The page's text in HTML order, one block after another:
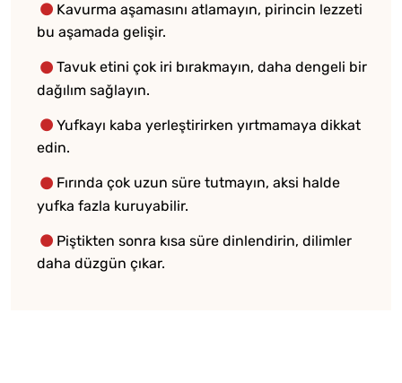
Kavurma aşamasını atlamayın, pirincin lezzeti
bu aşamada gelişir.
Tavuk etini çok iri bırakmayın, daha dengeli bir
dağılım sağlayın.
Yufkayı kaba yerleştirirken yırtmamaya dikkat
edin.
Fırında çok uzun süre tutmayın, aksi halde
yufka fazla kuruyabilir.
Piştikten sonra kısa süre dinlendirin, dilimler
daha düzgün çıkar.